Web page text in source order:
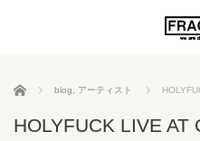
ホーム blog アーティスト
HOLYFUCK LIVE AT